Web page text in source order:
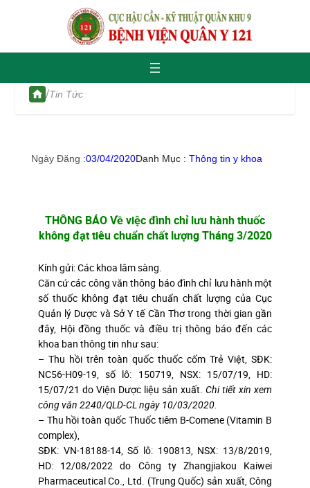
/Tin Tức
Ngày Đăng :03/04/2020Danh Mục : Thông tin y khoa
THÔNG BÁO Về việc đình chỉ lưu hành thuốc
không đạt tiêu chuẩn chất lượng Tháng 3/2020
Kính gửi: Các khoa lâm sàng.
Căn cứ các công văn thông báo đình chỉ lưu hành một
số thuốc không đạt tiêu chuẩn chất lượng của Cục
Quản lý Dược và Sở Y tế Cần Thơ trong thời gian gần
đây, Hội đồng thuốc và điều trị thông báo đến các
khoa ban thông tin như sau:
– Thu hồi trên toàn quốc thuốc cốm Trẻ Việt, SĐK:
NC56-H09-19, số lô: 150719, NSX: 15/07/19, HD:
15/07/21 do Viện Dược liệu sản xuất.Chi tiết xin xem
công văn 2240/QLD-CL ngày 10/03/2020.
– Thu hồi toàn quốc Thuốc tiêm B-Comene (Vitamin B
complex),
SĐK: VN-18188-14, Số lô: 190813, NSX: 13/8/2019,
HD: 12/08/2022 do Công ty Zhangjiakou Kaiwei
Pharmaceutical Co., Ltd. (Trung Quốc) sản xuất, Công